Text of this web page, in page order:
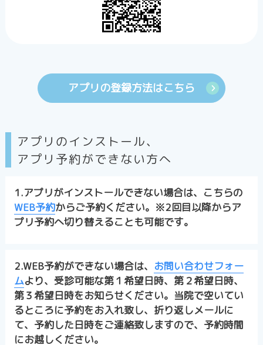
アプリの登録方法はこちら
アプリのインストール、
アプリ予約ができない方へ
1.アプリがインストールできない場合は、こちらの
WEB予約からご予約ください。※2回目以降からア
プリ予約へ切り替えることも可能です。
2.WEB予約ができない場合は、 お問い合わせフォー
ムより、受診可能な第１希望日時、第２希望日時、
第３希望日時をお知らせください。当院で空いてい
るところに予約をお入れ致し、折り返しメールに
て、予約した日時をご連絡致しますので、予約時間
にお越しください。